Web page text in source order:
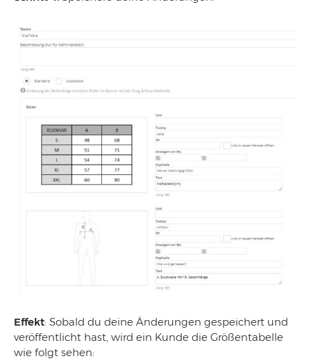
Effekt: Sobald du deine Änderungen gespeichert und
veröffentlicht hast, wird ein Kunde die Größentabelle
wie folgt sehen: